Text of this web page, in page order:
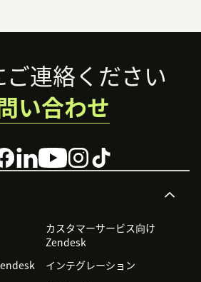
カスタマーサービス向け
Zendesk
インテグレーション
ご連絡ください
い合わせ